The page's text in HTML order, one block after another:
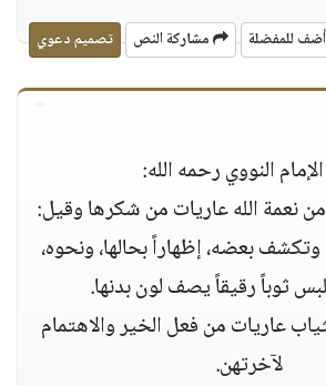
أضف للمفضلة مشاركة النص تصميم دعوي
النووي رحمه الله:
نعمة الله عاريات من شكرها وقيل:
بعضه، إظهاراً بحالها، ونحوه،
ثوباً رقيقاً يصف لون بدنها.
عاريات من فعل الخير والاهتمام
لآخرتهن.